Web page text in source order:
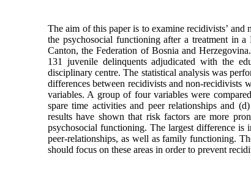
The aim of this paper is to examine recidivists’ and
the psychosocial functioning after a treatment in
Canton, the Federation of Bosnia and
131 juvenile delinquents adjudicated with the
disciplinary centre. The statistical analysis was
differences between recidivists and non-recidivists
variables. A group of four variables were
spare time activities and peer relationships and
results have shown that risk factors are more
psychosocial functioning. The largest difference is
peer-relationships, as well as family functioning.
should focus on these areas in order to prevent